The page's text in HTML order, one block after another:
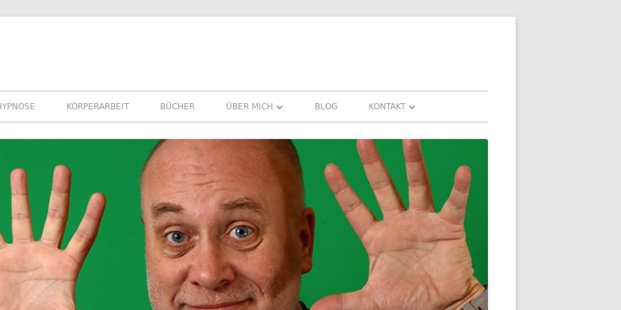
KÖRPERARBEIT BÜCHER ÜBER MICH
REFERENZEN ERFAHRUNGEN UND
NEWSLETTER
BLOG KONTAKT
DOWNLOADS
FAQ
DATENSCHUTZ
IMPRESSUM